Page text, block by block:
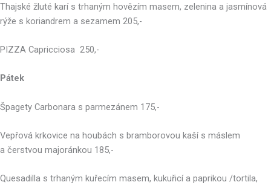
Thajské žluté karí s trhaným hovězím masem, zelenina a jasmínová
rýže s koriandrem a sezamem 205,-
PIZZA Capricciosa 250,-
Pátek
Špagety Carbonara s parmezánem 175,-
Vepřová krkovice na houbách s bramborovou kaší s máslem
a čerstvou majoránkou 185,-
Quesadilla s trhaným kuřecím masem, kukuřicí a paprikou /tortila,